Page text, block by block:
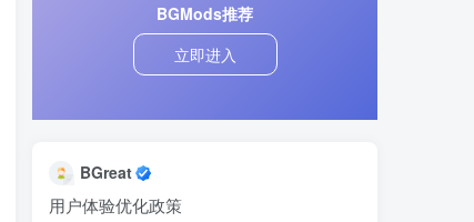
BGMods推荐
立即进入
BGreat
用户体验优化政策